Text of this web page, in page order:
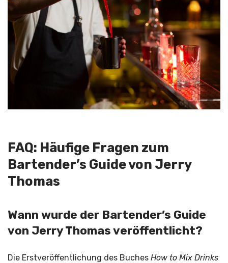
FAQ: Häufige Fragen zum
Bartender’s Guide von Jerry
Thomas
Wann wurde der Bartender’s Guide
von Jerry Thomas veröffentlicht?
Die Erstveröffentlichung des Buches How to Mix Drinks